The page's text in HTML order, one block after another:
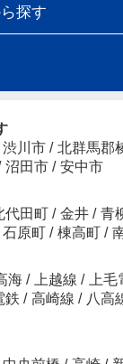
渋川市 / 北群馬郡
沼田市 / 安中市
代田町 / 金井 / 青
石原町 / 棟高町 /
海 / 上越線 / 上
鉄 / 高崎線 / 八高